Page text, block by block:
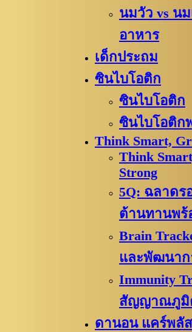
นมวัว vs น
อาหาร
เด็กประถม
ซินไบโอติก
ซินไบโอติก
ซินไบโอติก
Think Smart,
Think
Strong
5Q: ฉลาด
ต้านทานพร้
Brain
และพัฒนาก
Immunity
สัญญาณภูมิ
ดานอน แคร์พลัส